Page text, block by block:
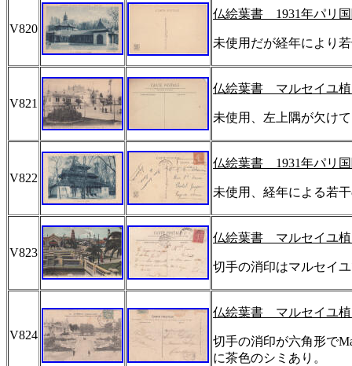
V820
仏絵葉書 1931年パリ
未使用だが経年により
V821
仏絵葉書 マルセイユ
未使用、左上隅が欠け
V822
仏絵葉書 1931年パリ
未使用、経年による若
V823
仏絵葉書 マルセイユ
切手の消印はマルセイ
V824
仏絵葉書 マルセイユ
切手の消印が六角形で
に茶色のシミあり。